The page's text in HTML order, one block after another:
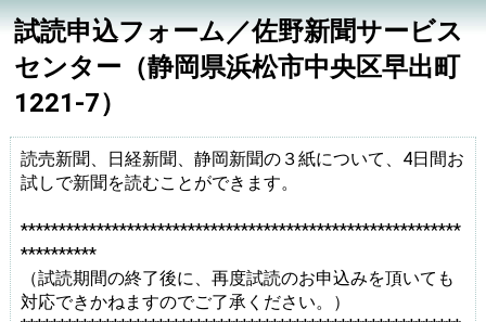
試読申込フォーム／佐野新聞サービス
センター（静岡県浜松市中央区早出町
1221-7）
読売新聞、日経新聞、静岡新聞の３紙について、4日間お
試しで新聞を読むことができます。
**********************************************************
**********
（試読期間の終了後に、再度試読のお申込みを頂いても
対応できかねますのでご了承ください。）